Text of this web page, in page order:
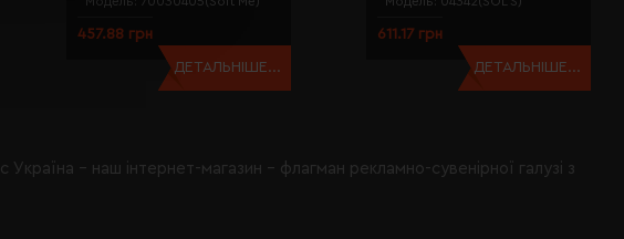
Україна - наш інтернет-магазин - флагман рекламно-сувенірної галузі з
457.88 грн
ДЕТАЛЬНІШЕ...
611.17 грн
ДЕТАЛЬНІШЕ...